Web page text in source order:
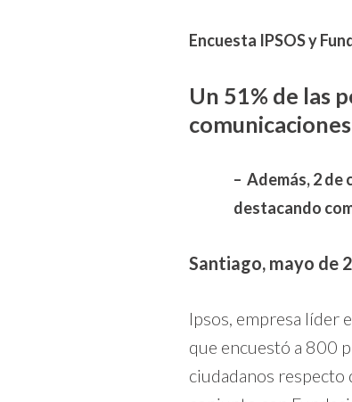
Encuesta IPSOS y
Un 51% de las
– Además, 2 de
destacando
Santiago, mayo de
Ipsos, empresa líder
que encuestó a 800
ciudadanos respecto